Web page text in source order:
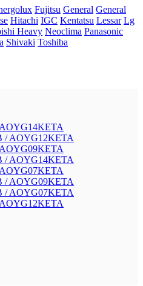
Fujitsu General General
Hitachi IGC Kentatsu Lessar Lg
Heavy Neoclima Panasonic
Shivaki Toshiba
/ AOYG12KETA
/ AOYG14KETA
/ AOYG09KETA
/ AOYG07KETA